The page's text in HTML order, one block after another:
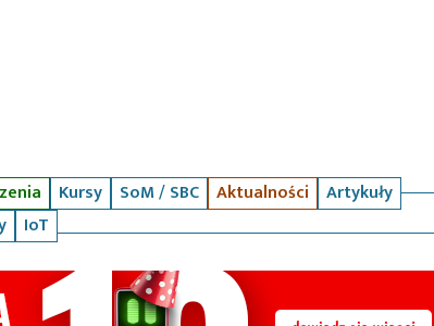
Kursy SoM / SBC Aktualności
Artykuły
IoT